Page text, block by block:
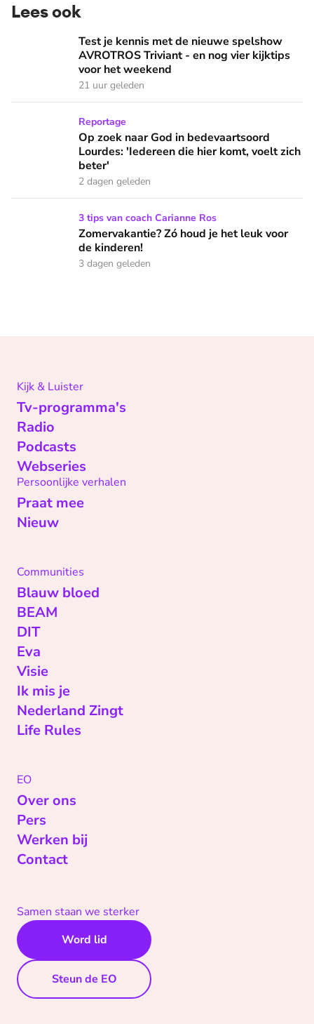
Lees ook
Test je kennis met de nieuwe spelshow AVROTROS
Test je kennis met de nieuwe spelshow
AVROTROS Triviant - en nog vier kijktips
voor het weekend
21 uur geleden
Op zoek naar God in bedevaartsoord Lourdes: 'Iedereen
Reportage
Op zoek naar God in bedevaartsoord
Lourdes: 'Iedereen die hier komt, voelt zich
beter'
2 dagen geleden
Zomervakantie? Zó houd je het leuk voor de kinderen!
3 tips van coach Carianne Ros
Zomervakantie? Zó houd je het leuk voor
de kinderen!
3 dagen geleden
Kijk & Luister
Tv-programma's
Radio
Podcasts
Webseries
Persoonlijke verhalen
Praat mee
Nieuw
Communities
Blauw bloed
BEAM
DIT
Eva
Visie
Ik mis je
Nederland Zingt
Life Rules
EO
Over ons
Pers
Werken bij
Contact
Samen staan we sterker
Word lid
Steun de EO